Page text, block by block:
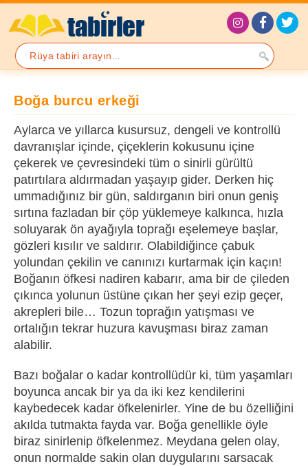
Boğa burcu erkeği
Aylarca ve yıllarca kusursuz, dengeli ve kontrollü
davranışlar içinde, çiçeklerin kokusunu içine
çekerek ve çevresindeki tüm o sinirli gürültü
patırtılara aldırmadan yaşayıp gider. Derken hiç
ummadığınız bir gün, saldırganın biri onun geniş
sırtına fazladan bir çöp yüklemeye kalkınca, hızla
soluyarak ön ayağıyla toprağı eşelemeye başlar,
gözleri kısılır ve saldırır. Olabildiğince çabuk
yolundan çekilin ve canınızı kurtarmak için kaçın!
Boğanın öfkesi nadiren kabarır, ama bir de çileden
çıkınca yolunun üstüne çıkan her şeyi ezip geçer,
akrepleri bile… Tozun toprağın yatışması ve
ortalığın tekrar huzura kavuşması biraz zaman
alabilir.
Bazı boğalar o kadar kontrollüdür ki, tüm yaşamları
boyunca ancak bir ya da iki kez kendilerini
kaybedecek kadar öfkelenirler. Yine de bu özelliğini
akılda tutmakta fayda var. Boğa genellikle öyle
biraz sinirlenip öfkelenmez. Meydana gelen olay,
onun normalde sakin olan duygularını sarsacak